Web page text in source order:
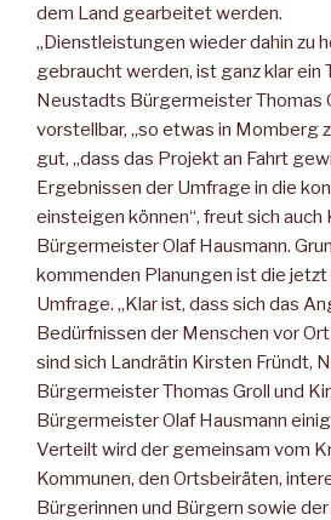
dem Land gearbeitet werden.
„Dienstleistungen wieder dahin zu
gebraucht werden, ist ganz klar ein
Neustadts Bürgermeister Thomas
vorstellbar, „so etwas in Momberg
gut, „dass das Projekt an Fahrt
Ergebnissen der Umfrage in die
einsteigen können“, freut sich auch
Bürgermeister Olaf Hausmann.
kommenden Planungen ist die
Umfrage. „Klar ist, dass sich das
Bedürfnissen der Menschen vor
sind sich Landrätin Kirsten Fründt,
Bürgermeister Thomas Groll und
Bürgermeister Olaf Hausmann
Verteilt wird der gemeinsam vom
Kommunen, den Ortsbeiräten,
Bürgerinnen und Bürgern sowie